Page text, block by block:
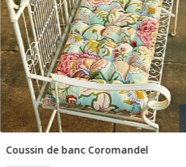
Ajouter Au Panier
Coussin de banc Coromandel